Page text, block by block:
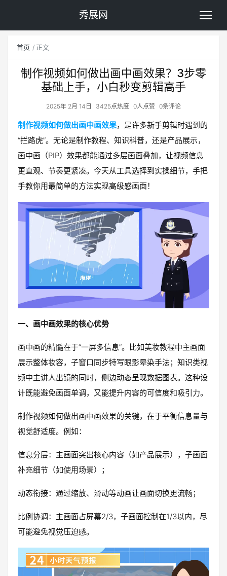
秀展网
首页 正文
制作视频如何做出画中画效果？3步零
基础上手，小白秒变剪辑高手
2025年 2月 14日 3425点热度 0人点赞 0条评论
制作视频如何做出画中画效果，是许多新手剪辑时遇到的
“拦路虎”。无论是制作教程、知识科普，还是产品展示，
画中画（PIP）效果都能通过多层画面叠加，让视频信息
更直观、节奏更紧凑。今天从工具选择到实操细节，手把
手教你用最简单的方法实现高级感画面！
一、画中画效果的核心优势
画中画的精髓在于“一屏多信息”。比如美妆教程中主画面
展示整体妆容，子窗口同步特写眼影晕染手法；知识类视
频中主讲人出镜的同时，侧边动态呈现数据图表。这种设
计既能避免画面单调，又能提升内容的可信度和吸引力。
制作视频如何做出画中画效果的关键，在于平衡信息量与
视觉舒适度。例如：
信息分层：主画面突出核心内容（如产品展示），子画面
补充细节（如使用场景）；
动态衔接：通过缩放、滑动等动画让画面切换更流畅；
比例协调：主画面占屏幕2/3，子画面控制在1/3以内，尽
可能避免视觉压迫感。